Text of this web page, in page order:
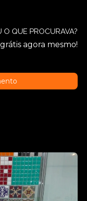
O QUE PROCURAVA?
agora mesmo!